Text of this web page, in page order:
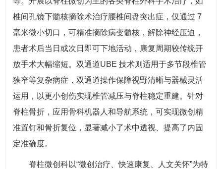
椎间孔镜下髓核摘除术治疗腰椎间盘突出症，仅通过 7
毫米微小切口，可精准摘除病变髓核，解除神经压迫，
患者术后当日或次日即可下地活动，康复周期较传统开
放手术大幅缩短。双通道UBE 技术则适用于多节段椎管
狭窄等复杂病症，双通道操作保障视野清晰与器械灵活
运用，以更小创伤实现椎管减压与脊柱稳定重建。针对
脊柱骨折，应用骨科机器人和导航系统，可实现微创精
准置钉和骨折复位，显著减小了术中透视、提高了内固
定准确度。
脊柱微创科以“微创治疗、快速康复、人文关怀”为特